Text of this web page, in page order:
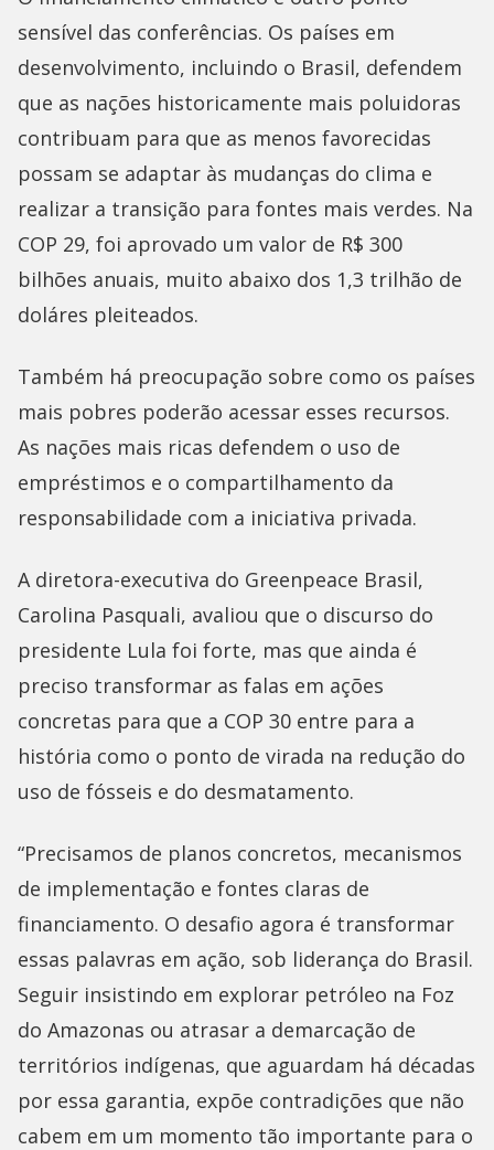
sensível das conferências. Os países em
desenvolvimento, incluindo o Brasil, defendem
que as nações historicamente mais poluidoras
contribuam para que as menos favorecidas
possam se adaptar às mudanças do clima e
realizar a transição para fontes mais verdes. Na
COP 29, foi aprovado um valor de R$ 300
bilhões anuais, muito abaixo dos 1,3 trilhão de
doláres pleiteados.
Também há preocupação sobre como os países
mais pobres poderão acessar esses recursos.
As nações mais ricas defendem o uso de
empréstimos e o compartilhamento da
responsabilidade com a iniciativa privada.
A diretora-executiva do Greenpeace Brasil,
Carolina Pasquali, avaliou que o discurso do
presidente Lula foi forte, mas que ainda é
preciso transformar as falas em ações
concretas para que a COP 30 entre para a
história como o ponto de virada na redução do
uso de fósseis e do desmatamento.
“Precisamos de planos concretos, mecanismos
de implementação e fontes claras de
financiamento. O desafio agora é transformar
essas palavras em ação, sob liderança do Brasil.
Seguir insistindo em explorar petróleo na Foz
do Amazonas ou atrasar a demarcação de
territórios indígenas, que aguardam há décadas
por essa garantia, expõe contradições que não
cabem em um momento tão importante para o